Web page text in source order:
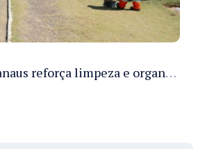
Prefeitura de Manaus reforça limpeza e organização dos cemiterios municipais para receber famílias no Dia dos Pais